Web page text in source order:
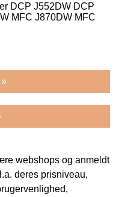
DCP J552DW DCP
MFC J870DW MFC
webshops og anmeldt
deres prisniveau,